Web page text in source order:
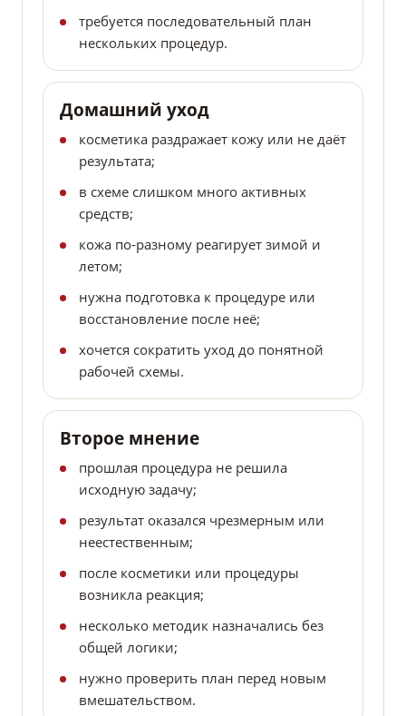
требуется последовательный план
нескольких процедур.
Домашний уход
косметика раздражает кожу или не даёт
результата;
в схеме слишком много активных
средств;
кожа по-разному реагирует зимой и
летом;
нужна подготовка к процедуре или
восстановление после неё;
хочется сократить уход до понятной
рабочей схемы.
Второе мнение
прошлая процедура не решила
исходную задачу;
результат оказался чрезмерным или
неестественным;
после косметики или процедуры
возникла реакция;
несколько методик назначались без
общей логики;
нужно проверить план перед новым
вмешательством.